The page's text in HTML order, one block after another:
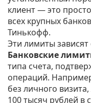
клиент — это
всех крупных
Тинькофф.
Эти лимиты зависят
Банковские
типа счета,
операций.
без личного
100 тысяч рублей в